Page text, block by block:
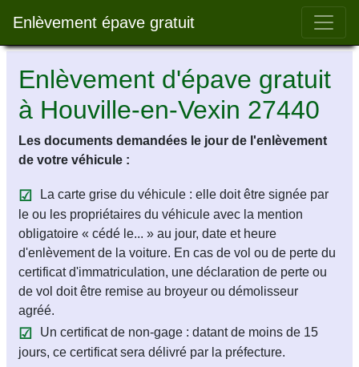
Enlèvement épave gratuit Bar
Enlèvement d'épave gratuit
à Houville-en-Vexin 27440
Les documents demandées le jour de l'enlèvement
de votre véhicule :
La carte grise du véhicule : elle doit être signée par
le ou les propriétaires du véhicule avec la mention
obligatoire « cédé le... » au jour, date et heure
d'enlèvement de la voiture. En cas de vol ou de perte du
certificat d'immatriculation, une déclaration de perte ou
de vol doit être remise au broyeur ou démolisseur
agréé.
Un certificat de non-gage : datant de moins de 15
jours, ce certificat sera délivré par la préfecture.